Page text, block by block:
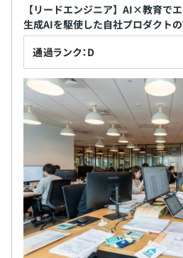
成しています。
【CPU】インテル Core i7-
【GPU】NVIDIA GeForce GTX
【メモリ】16GB
【SSD】512GB
【OS】Windows 10 Home
プロジェクトごとに選択
【リードエンジニア】AI×教育で
生成AIを駆使した自社プロダクト
通過ランク：D